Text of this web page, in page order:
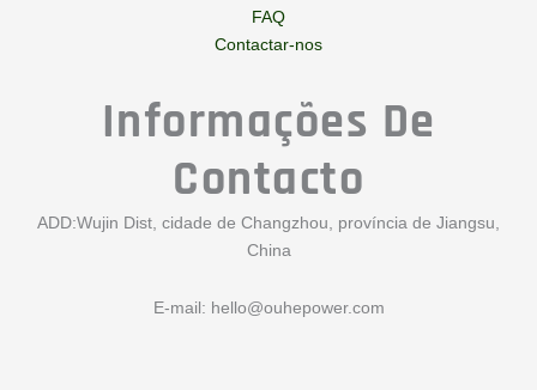
FAQ
Contactar-nos
Informações De
Contacto
ADD:Wujin Dist, cidade de Changzhou, província de Jiangsu,
China
E-mail: hello@ouhepower.com